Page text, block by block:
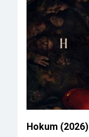
Hokum (2026)